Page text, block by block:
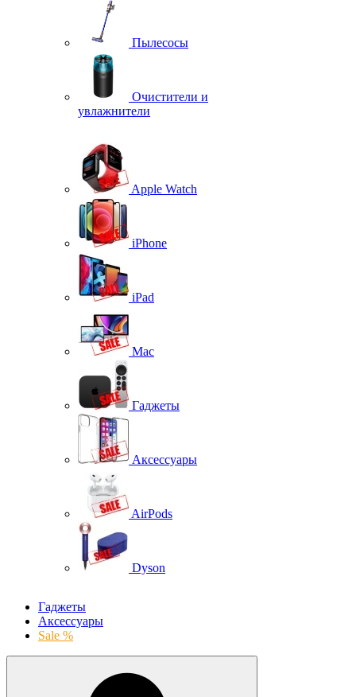
Пылесосы
Очистители и
увлажнители
Apple Watch
iPhone
iPad
Mac
Гаджеты
Аксессуары
AirPods
Dyson
Гаджеты
Аксессуары
Sale %